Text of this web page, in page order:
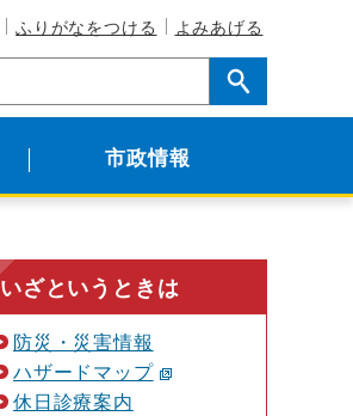
ふりがなをつける よみあげる
市政情報
いざというときは
防災・災害情報
ハザードマップ
休日診療案内